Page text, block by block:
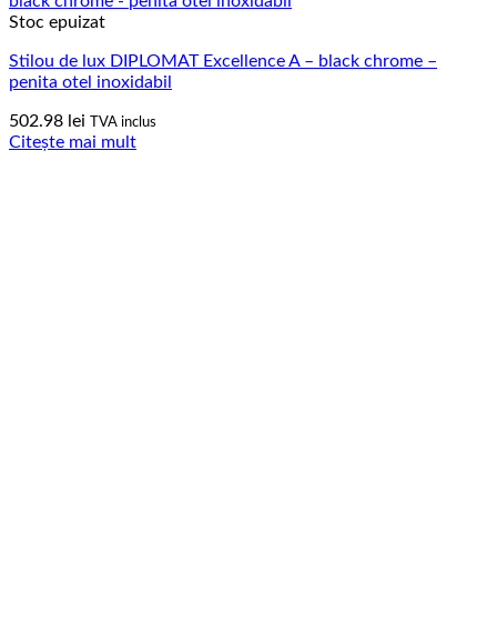
Stoc epuizat
Stilou de lux DIPLOMAT Excellence A – black chrome –
penita otel inoxidabil
502.98 lei TVA inclus
Citește mai mult